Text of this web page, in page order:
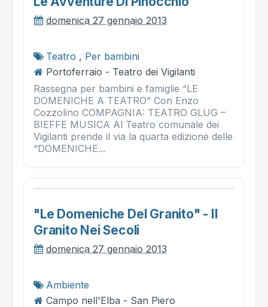
domenica 27 gennaio 2013
Teatro , Per bambini
Portoferraio - Teatro dei Vigilanti
Rassegna per bambini e famiglie “LE
DOMENICHE A TEATRO” Con Enzo
Cozzolino COMPAGNIA: TEATRO GLUG –
BIEFFE MUSICA Al Teatro comunale dei
Vigilanti prende il via la quarta edizione delle
“DOMENICHE...
"le Domeniche Del Granito" - Il
Granito Nei Secoli
domenica 27 gennaio 2013
Ambiente
Campo nell'Elba - San Piero